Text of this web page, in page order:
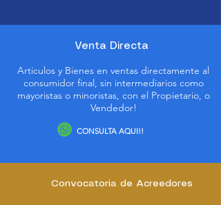
Venta Directa
Articulos y Bienes en ventas directamente al
consumidor final, sin intermediarios como
mayoristas o minoristas, con el Propietario, o
Vendedor!
CONSULTA AQUI!!
Convocatoria de Acreedores